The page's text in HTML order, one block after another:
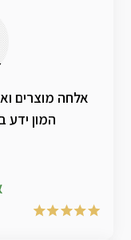
וטיפלה במוצרי
קצרה חל שיפור
רכשה שוב את
כיום היא
ליישם את
הצליחה
זאת באופן
הקול ושל
אלחה מוצרים
המון ידע